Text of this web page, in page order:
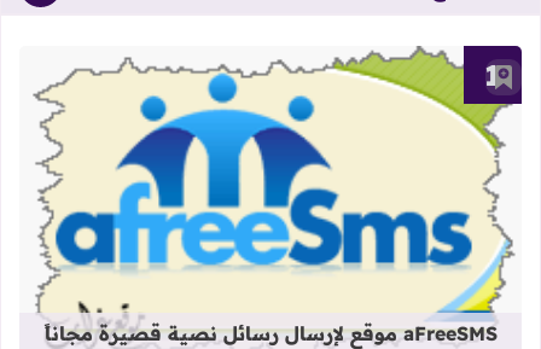
أضف إلى العلامات المرجعية
قراءة المزيد عن aFreeSMS موقع لإرسال رسائل نصية قصيرة مجاناً
aFreeSMS موقع لإرسال رسائل نصية قصيرة مجاناً